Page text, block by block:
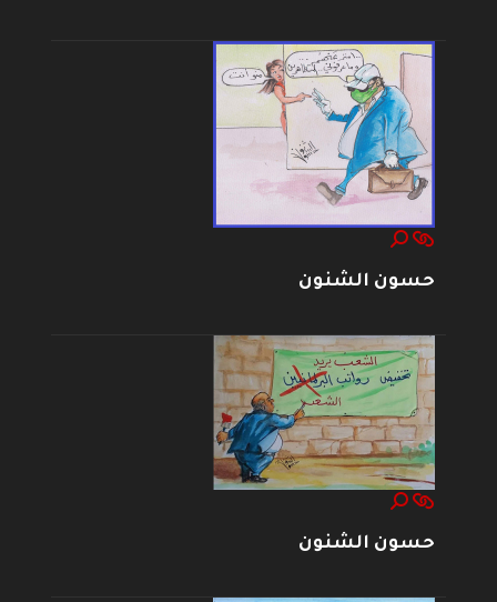
حسون الشنون
حسون الشنون